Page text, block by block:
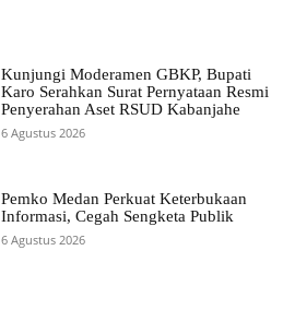
Kunjungi Moderamen GBKP, Bupati
Karo Serahkan Surat Pernyataan Resmi
Penyerahan Aset RSUD Kabanjahe
6 Agustus 2026
Pemko Medan Perkuat Keterbukaan
Informasi, Cegah Sengketa Publik
6 Agustus 2026